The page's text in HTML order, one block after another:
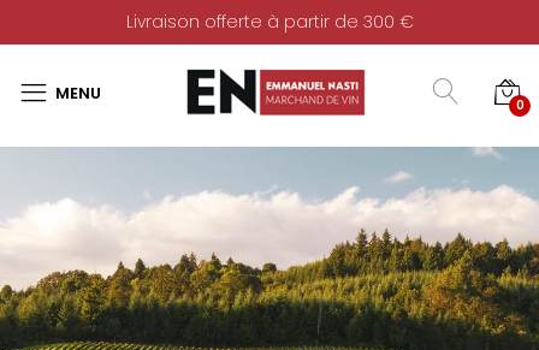
Livraison offerte à partir de 300 €
0